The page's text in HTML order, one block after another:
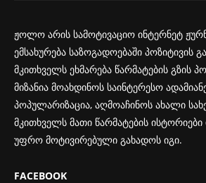
ჟოლო არის სამოტივაციო ინტერნეტ
ემსახურება საზოგადოებაში პოზიტივის
მკითხველს ეხმარება წარმატების გზის
მიზანია მოახდინოს საინტერესო
პოპულარიზაცია, აღმოაჩინოს ახალი
მკითხველს მათი წარმატების
უფრო მოტივირებული გახადოს იგი.
FACEBOOK